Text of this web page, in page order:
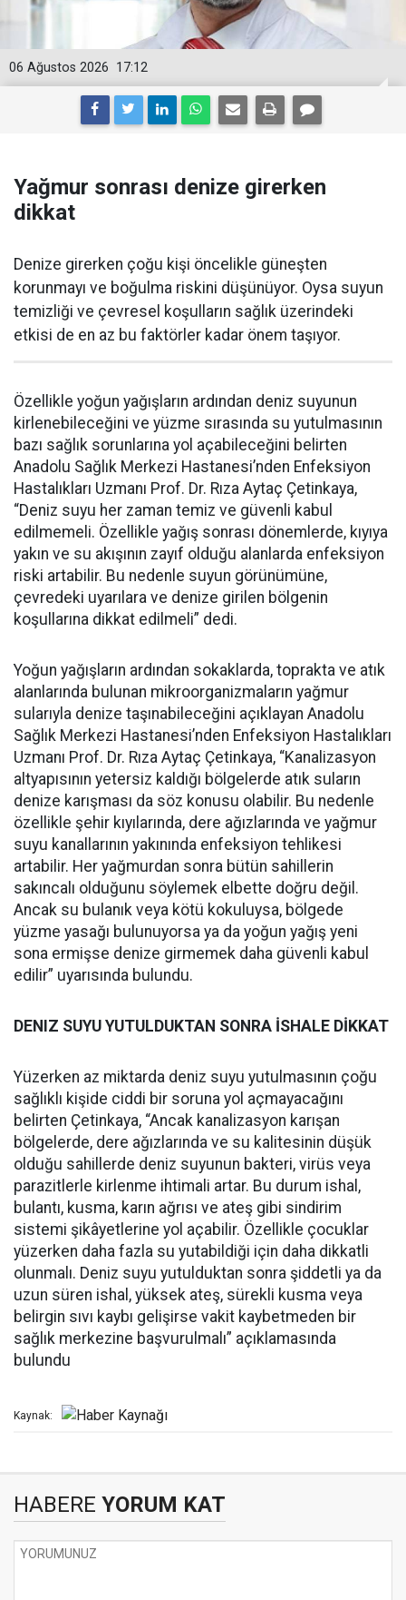
17:12
06 Ağustos 2026
Yağmur sonrası denize girerken
dikkat
Denize girerken çoğu kişi öncelikle güneşten
korunmayı ve boğulma riskini düşünüyor. Oysa suyun
temizliği ve çevresel koşulların sağlık üzerindeki
etkisi de en az bu faktörler kadar önem taşıyor.
Özellikle yoğun yağışların ardından deniz suyunun
kirlenebileceğini ve yüzme sırasında su yutulmasının
bazı sağlık sorunlarına yol açabileceğini belirten
Anadolu Sağlık Merkezi Hastanesi’nden Enfeksiyon
Hastalıkları Uzmanı Prof. Dr. Rıza Aytaç Çetinkaya,
“Deniz suyu her zaman temiz ve güvenli kabul
edilmemeli. Özellikle yağış sonrası dönemlerde, kıyıya
yakın ve su akışının zayıf olduğu alanlarda enfeksiyon
riski artabilir. Bu nedenle suyun görünümüne,
çevredeki uyarılara ve denize girilen bölgenin
koşullarına dikkat edilmeli” dedi.
Yoğun yağışların ardından sokaklarda, toprakta ve atık
alanlarında bulunan mikroorganizmaların yağmur
sularıyla denize taşınabileceğini açıklayan Anadolu
Sağlık Merkezi Hastanesi’nden Enfeksiyon Hastalıkları
Uzmanı Prof. Dr. Rıza Aytaç Çetinkaya, “Kanalizasyon
altyapısının yetersiz kaldığı bölgelerde atık suların
denize karışması da söz konusu olabilir. Bu nedenle
özellikle şehir kıyılarında, dere ağızlarında ve yağmur
suyu kanallarının yakınında enfeksiyon tehlikesi
artabilir. Her yağmurdan sonra bütün sahillerin
sakıncalı olduğunu söylemek elbette doğru değil.
Ancak su bulanık veya kötü kokuluysa, bölgede
yüzme yasağı bulunuyorsa ya da yoğun yağış yeni
sona ermişse denize girmemek daha güvenli kabul
edilir” uyarısında bulundu.
DENIZ SUYU YUTULDUKTAN SONRA İSHALE DİKKAT
Yüzerken az miktarda deniz suyu yutulmasının çoğu
sağlıklı kişide ciddi bir soruna yol açmayacağını
belirten Çetinkaya, “Ancak kanalizasyon karışan
bölgelerde, dere ağızlarında ve su kalitesinin düşük
olduğu sahillerde deniz suyunun bakteri, virüs veya
parazitlerle kirlenme ihtimali artar. Bu durum ishal,
bulantı, kusma, karın ağrısı ve ateş gibi sindirim
sistemi şikâyetlerine yol açabilir. Özellikle çocuklar
yüzerken daha fazla su yutabildiği için daha dikkatli
olunmalı. Deniz suyu yutulduktan sonra şiddetli ya da
uzun süren ishal, yüksek ateş, sürekli kusma veya
belirgin sıvı kaybı gelişirse vakit kaybetmeden bir
sağlık merkezine başvurulmalı” açıklamasında
bulundu
Kaynak:
HABERE YORUM KAT